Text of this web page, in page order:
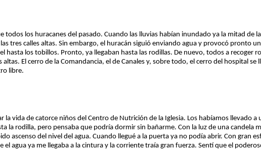
los huracanes del pasado. Cuando las lluvias habían inundado ya la mitad de
tres calles altas. Sin embargo, el huracán siguió enviando agua y provocó pronto
hasta los tobillos. Pronto, ya llegaban hasta las rodillas. De nuevo, todos a recoger
El cerro de la Comandancia, el de Canales y, sobre todo, el cerro del hospital
libre.
la vida de catorce niños del Centro de Nutrición de la Iglesia. Los habíamos llevado a
la rodilla, pero pensaba que podría dormir sin bañarme. Con la luz de una candela
ascenso del nivel del agua. Cuando llegué a la puerta ya no podía abrir. Con gran
el agua ya me llegaba a la cintura y la corriente traía gran fuerza. Sentí que el